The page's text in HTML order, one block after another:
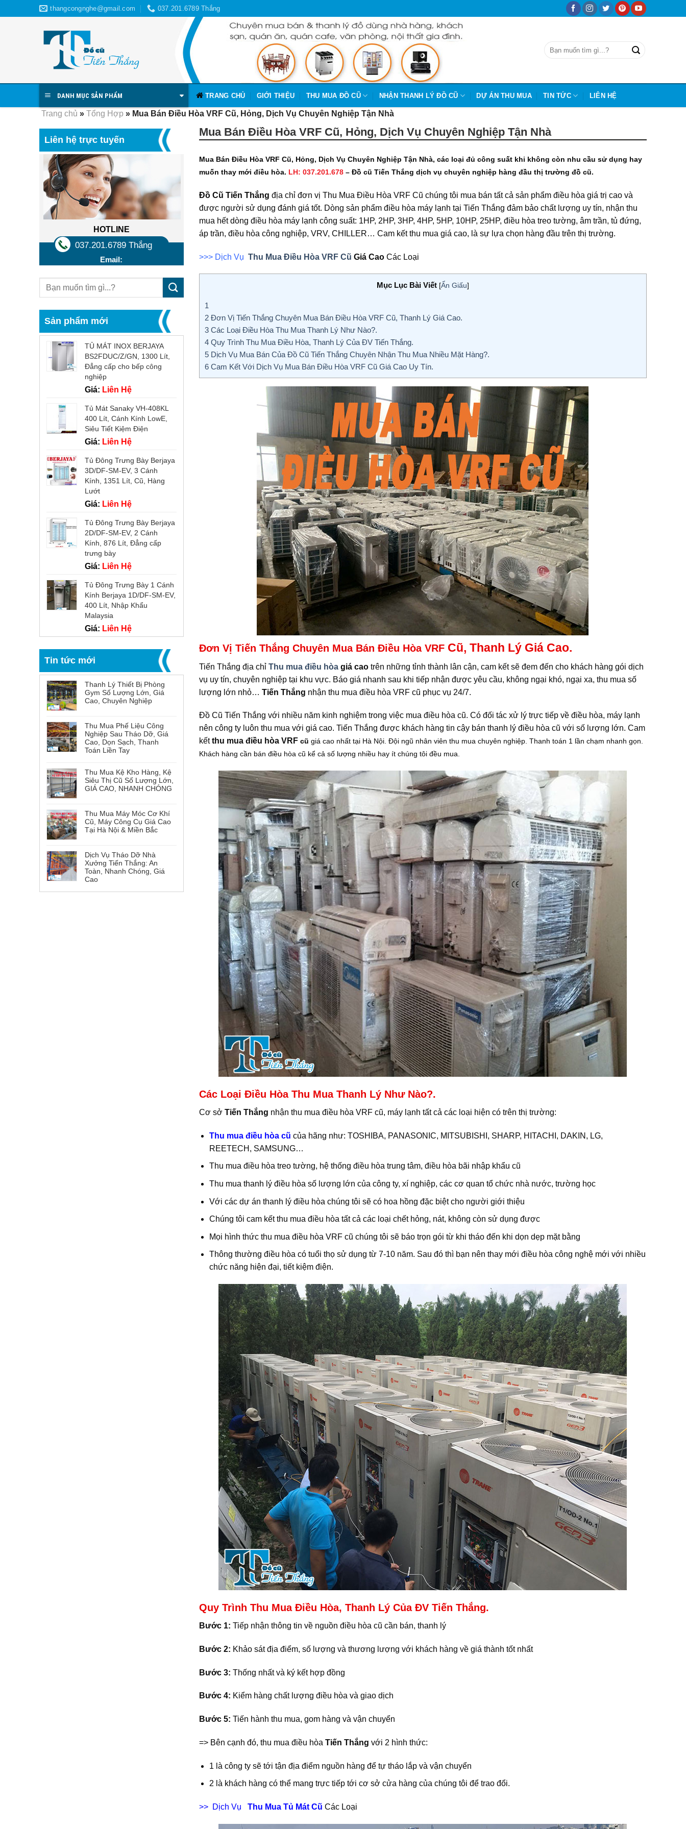
to
thangcongnghe@gmail.com 037.201.6789 Thắng
DANH MỤC SẢN PHẨM TRANG CHỦ GIỚI THIỆU THU MUA ĐỒ CŨ NHẬN THANH LÝ ĐỒ CŨ DỰ ÁN THU MUA TIN TỨC LIÊN HỆ
Trang chủ » Tổng Hợp » Mua Bán Điều Hòa VRF Cũ, Hỏng, Dịch Vụ Chuyên Nghiệp Tận Nhà
Liên hệ trực tuyến
HOTLINE
037.201.6789 Thắng
Email:
Sản phẩm mới
TỦ MÁT INOX BERJAYA
BS2FDUC/Z/GN, 1300 Lít,
Đẳng cấp cho bếp công
nghiệp
Giá: Liên Hệ
Tủ Mát Sanaky VH-408KL
400 Lít, Cánh Kính LowE,
Siêu Tiết Kiệm Điện
Giá: Liên Hệ
Tủ Đông Trưng Bày Berjaya
3D/DF-SM-EV, 3 Cánh
Kính, 1351 Lít, Cũ, Hàng
Lướt
Giá: Liên Hệ
Tủ Đông Trưng Bày Berjaya
2D/DF-SM-EV, 2 Cánh
Kính, 876 Lít, Đẳng cấp
trưng bày
Giá: Liên Hệ
Tủ Đông Trưng Bày 1 Cánh
Kính Berjaya 1D/DF-SM-EV,
400 Lít, Nhập Khẩu
Malaysia
Giá: Liên Hệ
Tin tức mới
Thanh Lý Thiết Bị Phòng
Gym Số Lượng Lớn, Giá
Cao, Chuyên Nghiệp
Thu Mua Phế Liệu Công
Nghiệp Sau Tháo Dỡ, Giá
Cao, Dọn Sạch, Thanh
Toán Liền Tay
Thu Mua Kệ Kho Hàng, Kệ
Siêu Thị Cũ Số Lượng Lớn,
GIÁ CAO, NHANH CHÓNG
Thu Mua Máy Móc Cơ Khí
Cũ, Máy Công Cụ Giá Cao
Tại Hà Nội & Miền Bắc
Dịch Vụ Tháo Dỡ Nhà
Xưởng Tiến Thắng: An
Toàn, Nhanh Chóng, Giá
Cao
Mua Bán Điều Hòa VRF Cũ, Hỏng, Dịch Vụ Chuyên Nghiệp Tận Nhà
Mua Bán Điều Hòa VRF Cũ, Hỏng, Dịch Vụ Chuyên Nghiệp Tận Nhà, các loại đủ công suất khi không còn nhu cầu sử dụng hay
muốn thay mới điều hòa. LH: 037.201.678– Đồ cũ Tiến Thắng dịch vụ chuyên nghiệp hàng đầu thị trường đồ cũ.
Đồ Cũ Tiến Thắng địa chỉ đơn vị Thu Mua Điều Hòa VRF Cũ chúng tôi mua bán tất cả sản phẩm điều hòa giá trị cao và
được người sử dụng đánh giá tốt. Dòng sản phẩm điều hòa máy lạnh tại Tiến Thắng đảm bảo chất lượng uy tín, nhận thu
mua hết dòng điều hòa máy lạnh công suất: 1HP, 2HP, 3HP, 4HP, 5HP, 10HP, 25HP, điều hòa treo tường, âm trần, tủ đứng,
áp trần, điều hòa công nghiệp, VRV, CHILLER… Cam kết thu mua giá cao, là sự lựa chọn hàng đầu trên thị trường.
>>> Dịch Vụ Thu Mua Điều Hòa VRF Cũ Giá CaoCác Loại
Mục Lục Bài Viết [Ẩn Giấu]
1
2Đơn Vị Tiến Thắng Chuyên Mua Bán Điều Hòa VRF Cũ, Thanh Lý Giá Cao.
3Các Loại Điều Hòa Thu Mua Thanh Lý Như Nào?.
4Quy Trình Thu Mua Điều Hòa, Thanh Lý Của ĐV Tiến Thắng.
5Dịch Vụ Mua Bán Của Đồ Cũ Tiến Thắng Chuyên Nhận Thu Mua Nhiều Mặt Hàng?.
6Cam Kết Với Dịch Vụ Mua Bán Điều Hòa VRF Cũ Giá Cao Uy Tín.
Đơn Vị Tiến Thắng Chuyên Mua Bán Điều Hòa VRFCũ, Thanh Lý Giá Cao.
Tiến Thắng địa chỉ Thu mua điều hòagiá caotrên những tỉnh thành lân cận, cam kết sẽ đem đến cho khách hàng gói dịch
vụ uy tín, chuyên nghiệp tại khu vực. Báo giá nhanh sau khi tiếp nhận được yêu cầu, không ngại khó, ngại xa, thu mua số
lượng lớn nhỏ… Tiến Thắng nhận thu mua điều hòa VRF cũ phục vụ 24/7.
Đồ Cũ Tiến Thắng với nhiều năm kinh nghiệm trong việc mua điều hòa cũ. Có đối tác xử lý trực tiếp về điều hòa, máy lạnh
nên công ty luôn thu mua với giá cao. Tiến Thắng được khách hàng tin cậy bán thanh lý điều hòa cũ với số lượng lớn. Cam
kếtthu mua điều hòa VRFcũ giá cao nhất tại Hà Nội. Đội ngũ nhân viên thu mua chuyên nghiệp. Thanh toán 1 lần chạm nhanh gọn.
Khách hàng cần bán điều hòa cũ kể cả số lượng nhiều hay ít chúng tôi đều mua.
Các Loại Điều Hòa Thu Mua Thanh Lý Như Nào?.
Cơ sở Tiến Thắng nhận thu mua điều hòa VRF cũ, máy lạnh tất cả các loại hiện có trên thị trường:
Thu mua điều hòa cũ của hãng như: TOSHIBA, PANASONIC, MITSUBISHI, SHARP, HITACHI, DAKIN, LG,
REETECH, SAMSUNG…
Thu mua điều hòa treo tường, hệ thống điều hòa trung tâm, điều hòa bãi nhập khẩu cũ
Thu mua thanh lý điều hòa số lượng lớn của công ty, xí nghiệp, các cơ quan tổ chức nhà nước, trường học
Với các dự án thanh lý điều hòa chúng tôi sẽ có hoa hồng đặc biệt cho người giới thiệu
Chúng tôi cam kết thu mua điều hòa tất cả các loại chết hỏng, nát, không còn sử dụng được
Mọi hình thức thu mua điều hòa VRF cũ chúng tôi sẽ báo trọn gói từ khi tháo đến khi dọn dẹp mặt bằng
Thông thường điều hòa có tuổi thọ sử dụng từ 7-10 năm. Sau đó thì bạn nên thay mới điều hòa công nghệ mới với nhiều
chức năng hiện đại, tiết kiệm điện.
Quy Trình Thu Mua Điều Hòa, Thanh Lý Của ĐV Tiến Thắng.
Bước 1: Tiếp nhận thông tin về nguồn điều hòa cũ cần bán, thanh lý
Bước 2: Khảo sát địa điểm, số lượng và thương lượng với khách hàng về giá thành tốt nhất
Bước 3: Thống nhất và ký kết hợp đồng
Bước 4: Kiểm hàng chất lượng điều hòa và giao dịch
Bước 5: Tiến hành thu mua, gom hàng và vận chuyển
=> Bên cạnh đó, thu mua điều hòa Tiến Thắng với 2 hình thức:
1 là công ty sẽ tới tận địa điểm nguồn hàng để tự tháo lắp và vận chuyển
2 là khách hàng có thể mang trực tiếp tới cơ sở cửa hàng của chúng tôi để trao đổi.
>> Dịch Vụ Thu Mua Tủ Mát Cũ Các Loại